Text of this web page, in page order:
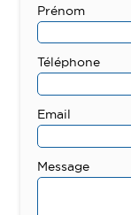
Prénom
Téléphone
Email
Message